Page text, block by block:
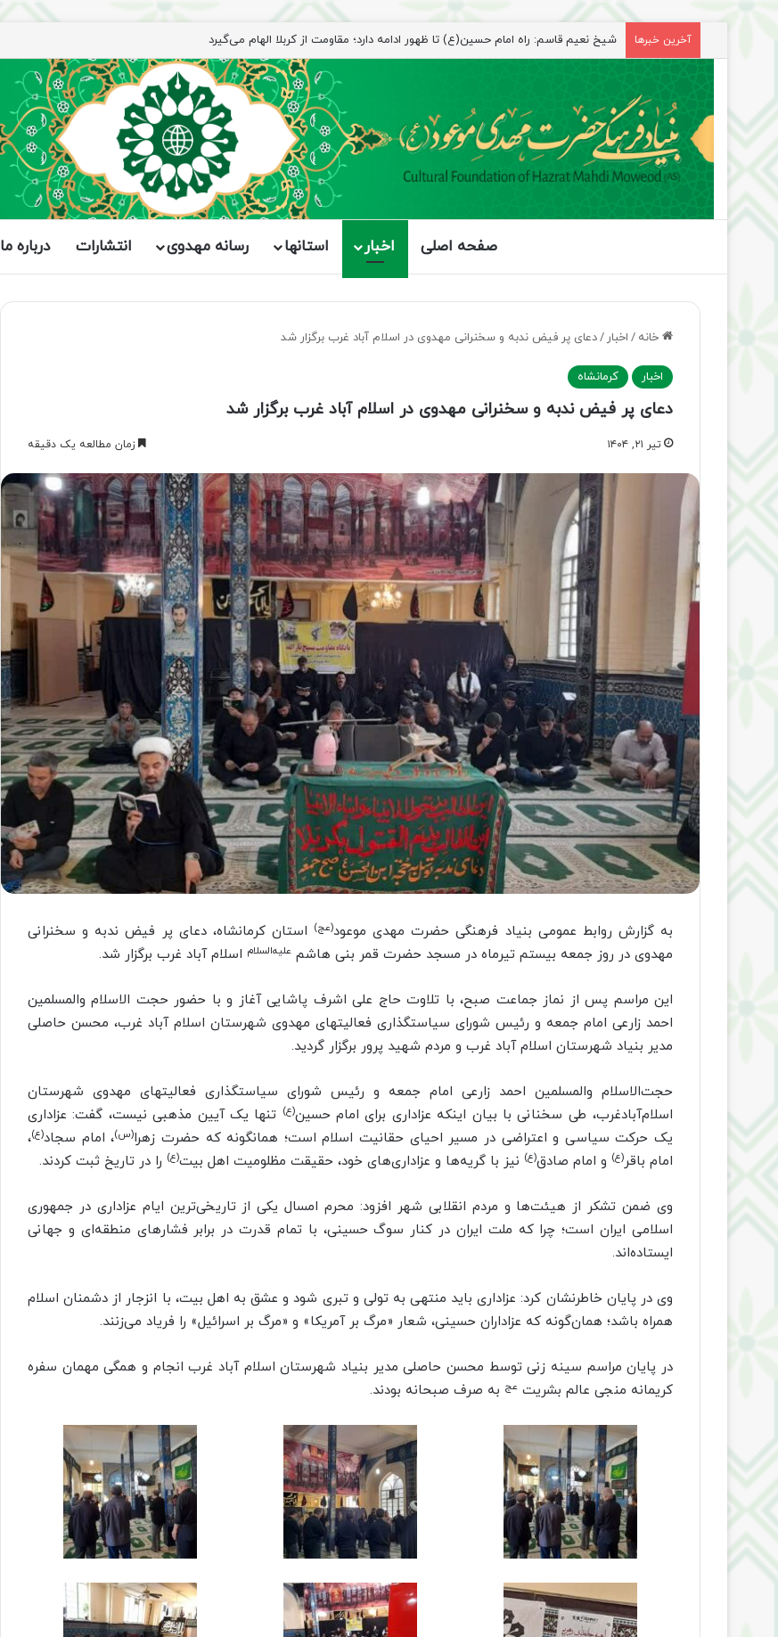
آخرین خبرها راهپیمایی اربعین، رزمایش منتظران ظهور
صفحه اصلی اخبار استانها رسانه مهدوی انتشارات درباره ما
خانه / اخبار /دعای پر فیض ندبه و سخنرانی مهدوی در اسلام آباد غرب برگزار شد
اخبار کرمانشاه
دعای پر فیض ندبه و سخنرانی مهدوی در اسلام آباد غرب برگزار شد
تیر ۲۱, ۱۴۰۴ زمان مطالعه یک دقیقه
به گزارش روابط عمومی بنیاد فرهنگی حضرت مهدی موعود(عج) استان کرمانشاه، دعای پر فیض ندبه و سخنرانی
مهدوی در روز جمعه بیستم تیرماه در مسجد حضرت قمر بنی هاشم علیه‌السلام اسلام آباد غرب برگزار شد.
این مراسم پس از نماز جماعت صبح، با تلاوت حاج علی اشرف پاشایی آغاز و با حضور حجت الاسلام والمسلمین
احمد زارعی امام جمعه و رئیس شورای سیاستگذاری فعالیتهای مهدوی شهرستان اسلام آباد غرب، محسن حاصلی
مدیر بنیاد شهرستان اسلام آباد غرب و مردم شهید پرور برگزار گردید.
حجت‌الاسلام والمسلمین احمد زارعی امام جمعه و رئیس شورای سیاستگذاری فعالیتهای مهدوی شهرستان
اسلام‌آبادغرب، طی سخنانی با بیان اینکه عزاداری برای امام حسین(ع) تنها یک آیین مذهبی نیست، گفت: عزاداری
یک حرکت سیاسی و اعتراضی در مسیر احیای حقانیت اسلام است؛ همانگونه که حضرت زهرا(س)، امام سجاد(ع)،
امام باقر(ع) و امام صادق(ع) نیز با گریه‌ها و عزاداری‌های خود، حقیقت مظلومیت اهل بیت(ع) را در تاریخ ثبت کردند.
وی ضمن تشکر از هیئت‌ها و مردم انقلابی شهر افزود: محرم امسال یکی از تاریخی‌ترین ایام عزاداری در جمهوری
اسلامی ایران است؛ چرا که ملت ایران در کنار سوگ حسینی، با تمام قدرت در برابر فشارهای منطقه‌ای و جهانی
ایستاده‌اند.
وی در پایان خاطرنشان کرد: عزاداری باید منتهی به تولی و تبری شود و عشق به اهل بیت، با انزجار از دشمنان اسلام
همراه باشد؛ همان‌گونه که عزاداران حسینی، شعار «مرگ بر آمریکا» و «مرگ بر اسرائیل» را فریاد می‌زنند.
در پایان مراسم سینه زنی توسط محسن حاصلی مدیر بنیاد شهرستان اسلام آباد غرب انجام و همگی مهمان سفره
کریمانه منجی عالم بشریت عج به صرف صبحانه بودند.